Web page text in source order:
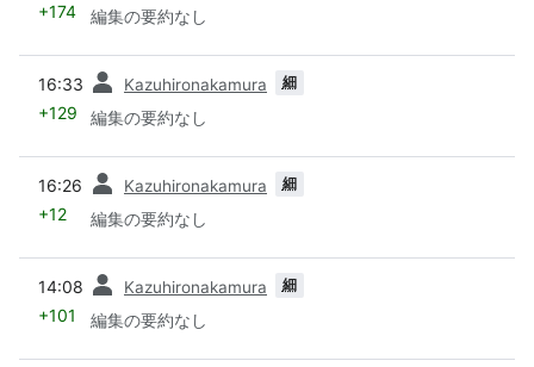
+174 編集の要約なし
16:33 Kazuhironakamura 細
+129 編集の要約なし
16:26 Kazuhironakamura 細
+12 編集の要約なし
14:08 Kazuhironakamura 細
+101 編集の要約なし